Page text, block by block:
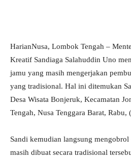
HarianNusa, Lombok Tengah –
Kreatif Sandiaga Salahuddin Uno
jamu yang masih mengerjakan
yang tradisional. Hal ini ditemukan
Desa Wisata Bonjeruk, Kecamatan
Tengah, Nusa Tenggara Barat, Rabu,
Sandi kemudian langsung
masih dibuat secara tradisional